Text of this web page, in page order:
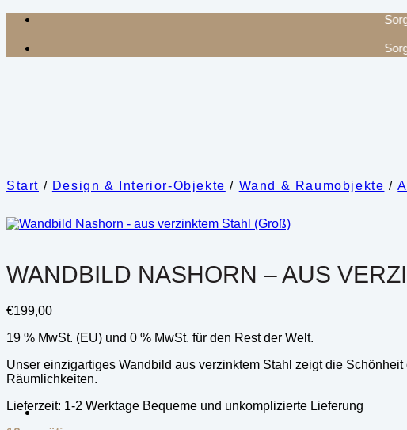
Zum
springen
Start / Design & Interior-Objekte / Wand & Raumobjekte /
WANDBILD NASHORN – AUS
€199,00
19 % MwSt. (EU) und 0 % MwSt. für den Rest der Welt.
Unser einzigartiges Wandbild aus verzinktem Stahl zeigt die
Räumlichkeiten.
Lieferzeit: 1-2 Werktage Bequeme und unkomplizierte Lieferung